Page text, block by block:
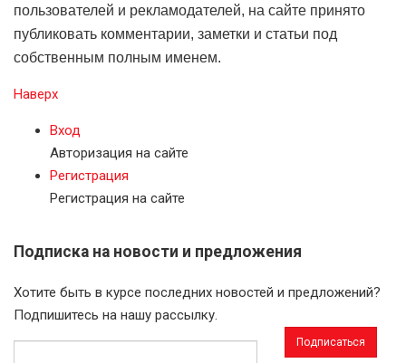
пользователей и рекламодателей, на сайте принято
публиковать комментарии, заметки и статьи под
собственным полным именем.
Наверх
Вход
Авторизация на сайте
Регистрация
Регистрация на сайте
Подписка на новости и предложения
Хотите быть в курсе последних новостей и предложений?
Подпишитесь на нашу рассылку.